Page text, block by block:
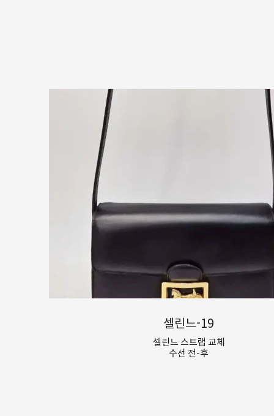
셀린느-19
셀린느 스트랩 교체
수선 전-후